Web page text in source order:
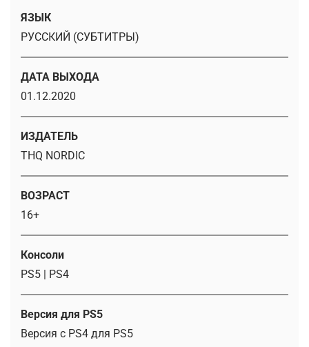
ЯЗЫК
РУССКИЙ (СУБТИТРЫ)
ДАТА ВЫХОДА
01.12.2020
ИЗДАТЕЛЬ
THQ NORDIC
ВОЗРАСТ
16+
Консоли
PS5 | PS4
Версия для PS5
Версия с PS4 для PS5